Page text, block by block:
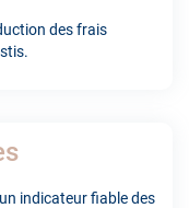
des frais
indicateur fiable des